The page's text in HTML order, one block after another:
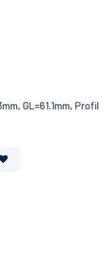
GL=61.1mm, Profil